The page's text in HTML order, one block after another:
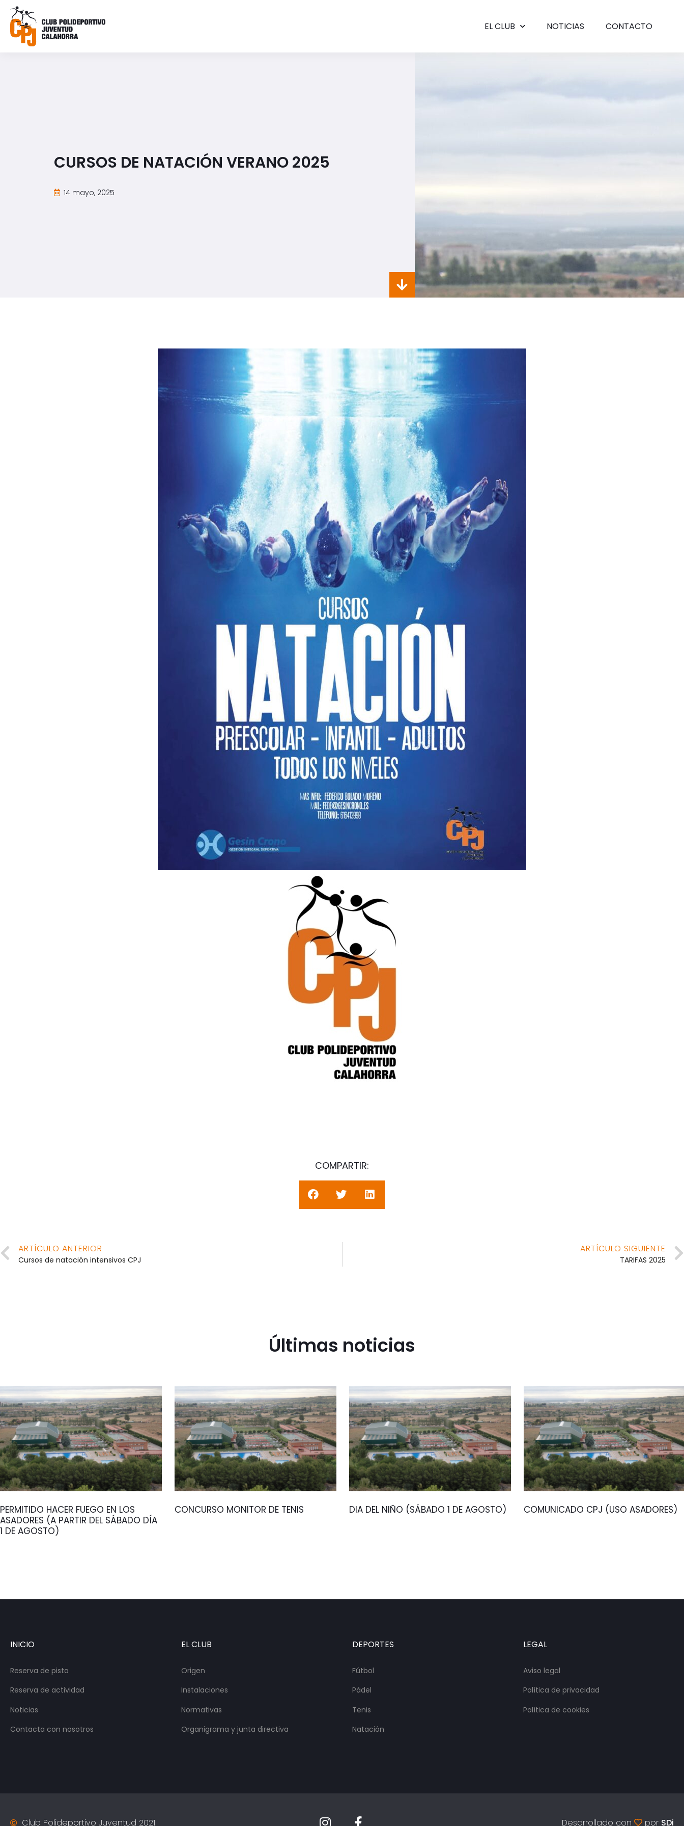
EL CLUB NOTICIAS CONTACTO
CURSOS DE NATACIÓN VERANO 2025
14 mayo, 2025
COMPARTIR:
ARTÍCULO ANTERIOR
Cursos de natación intensivos CPJ
ARTÍCULO SIGUIENTE
TARIFAS 2025
Últimas noticias
PERMITIDO HACER FUEGO EN LOS
ASADORES (A PARTIR DEL SÁBADO DÍA
1 DE AGOSTO)
CONCURSO MONITOR DE TENIS DIA DEL NIÑO (SÁBADO 1 DE AGOSTO) COMUNICADO CPJ (USO ASADORES)
INICIO
Reserva de pista
Reserva de actividad
Noticias
Contacta con nosotros
EL CLUB
Origen
Instalaciones
Normativas
Organigrama y junta directiva
DEPORTES
Fútbol
Pádel
Tenis
Natación
LEGAL
Aviso legal
Política de privacidad
Política de cookies
Club Polideportivo Juventud 2021 Desarrollado con por SDi